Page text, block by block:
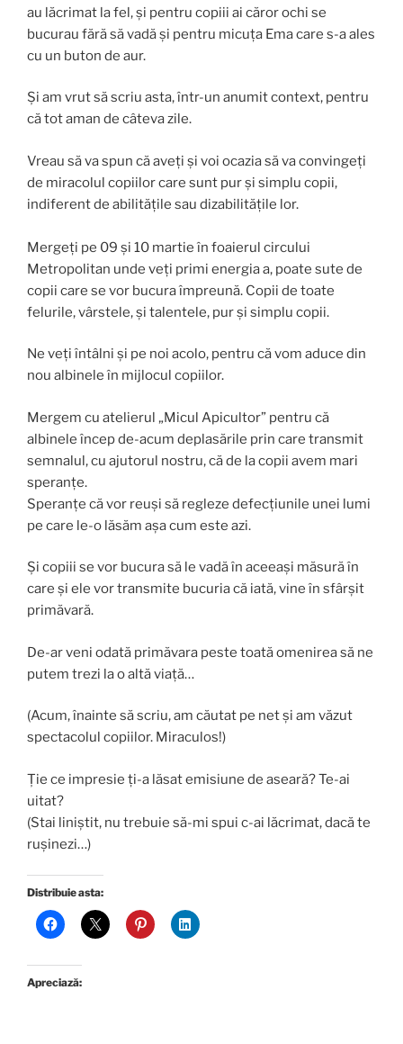
au lăcrimat la fel, și pentru copiii ai căror ochi se
bucurau fără să vadă și pentru micuța Ema care s-a ales
cu un buton de aur.
Și am vrut să scriu asta, într-un anumit context, pentru
că tot aman de câteva zile.
Vreau să va spun că aveți și voi ocazia să va convingeți
de miracolul copiilor care sunt pur și simplu copii,
indiferent de abilitățile sau dizabilitățile lor.
Mergeți pe 09 și 10 martie în foaierul circului
Metropolitan unde veți primi energia a, poate sute de
copii care se vor bucura împreună. Copii de toate
felurile, vârstele, și talentele, pur și simplu copii.
Ne veți întâlni și pe noi acolo, pentru că vom aduce din
nou albinele în mijlocul copiilor.
Mergem cu atelierul „Micul Apicultor” pentru că
albinele încep de-acum deplasările prin care transmit
semnalul, cu ajutorul nostru, că de la copii avem mari
speranțe.
Speranțe că vor reuși să regleze defecțiunile unei lumi
pe care le-o lăsăm așa cum este azi.
Și copiii se vor bucura să le vadă în aceeași măsură în
care și ele vor transmite bucuria că iată, vine în sfârșit
primăvară.
De-ar veni odată primăvara peste toată omenirea să ne
putem trezi la o altă viață…
(Acum, înainte să scriu, am căutat pe net și am văzut
spectacolul copiilor. Miraculos!)
Ție ce impresie ți-a lăsat emisiune de aseară? Te-ai
uitat?
(Stai liniștit, nu trebuie să-mi spui c-ai lăcrimat, dacă te
rușinezi…)
Distribuie asta:
Apreciază: